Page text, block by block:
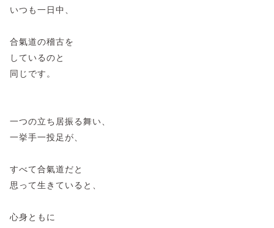
いつも一日中、
合氣道の稽古を
しているのと
同じです。
一つの立ち居振る舞い、
一挙手一投足が、
すべて合氣道だと
思って生きていると、
心身ともに